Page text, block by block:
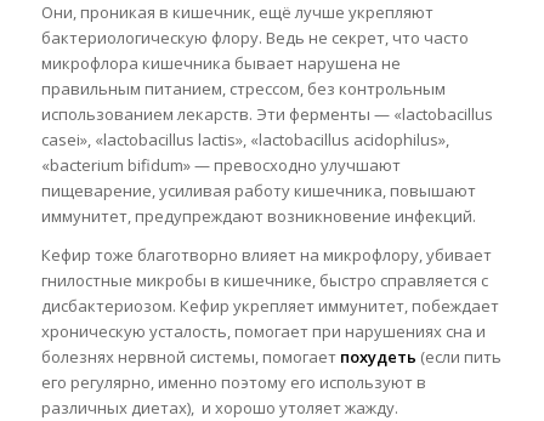
Они, проникая в кишечник, ещё лучше укрепляют
бактериологическую флору. Ведь не секрет, что часто
микрофлора кишечника бывает нарушена не
правильным питанием, стрессом, без контрольным
использованием лекарств. Эти ферменты — «lactobacillus
casei», «lactobacillus lactis», «lactobacillus acidophilus»,
«bacterium bifidum» — превосходно улучшают
пищеварение, усиливая работу кишечника, повышают
иммунитет, предупреждают возникновение инфекций.
Кефир тоже благотворно влияет на микрофлору, убивает
гнилостные микробы в кишечнике, быстро справляется с
дисбактериозом. Кефир укрепляет иммунитет, побеждает
хроническую усталость, помогает при нарушениях сна и
болезнях нервной системы, помогает похудеть (если пить
его регулярно, именно поэтому его используют в
различных диетах), и хорошо утоляет жажду.